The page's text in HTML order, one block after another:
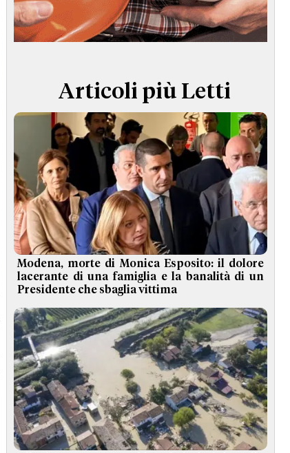
TERMINI e CONDIZIONI
Articoli più Letti
Modena, morte di Monica Esposito: il dolore
lacerante di una famiglia e la banalità di un
Presidente che sbaglia vittima